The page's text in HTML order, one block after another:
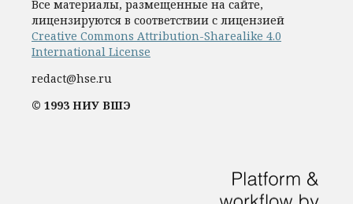
Все материалы, размещенные на сайте,
лицензируются в соответствии с лицензией
Creative Commons Attribution-Sharealike 4.0
International License
redact@hse.ru
© 1993 НИУ ВШЭ